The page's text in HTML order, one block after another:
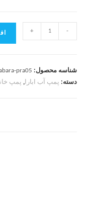
-
+
شناسه محصول: pra05
دسته: پمپ آب ابارا, پمپ